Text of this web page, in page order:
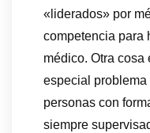
«liderados» por
competencia para
médico. Otra cosa
especial
personas con
siempre